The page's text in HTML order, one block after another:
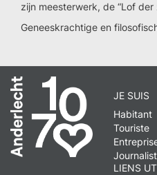
zijn meesterwerk, de “Lof der
Geneeskrachtige en
JE SUIS
Habitant
Touriste
LIENS